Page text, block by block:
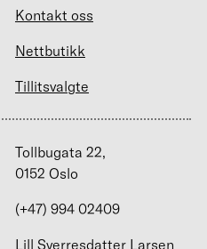
Kontakt oss
Nettbutikk
Tillitsvalgte
Tollbugata 22,
0152 Oslo
(+47) 994 02409
Lill Sverresdatter Larsen